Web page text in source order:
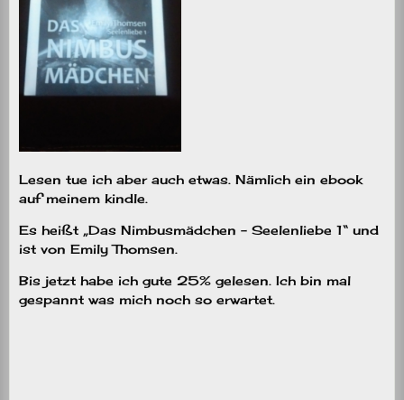
Lesen tue ich aber auch etwas. Nämlich ein ebook
auf meinem kindle.
Es heißt „Das Nimbusmädchen – Seelenliebe 1“ und
ist von Emily Thomsen.
Bis jetzt habe ich gute 25% gelesen. Ich bin mal
gespannt was mich noch so erwartet.